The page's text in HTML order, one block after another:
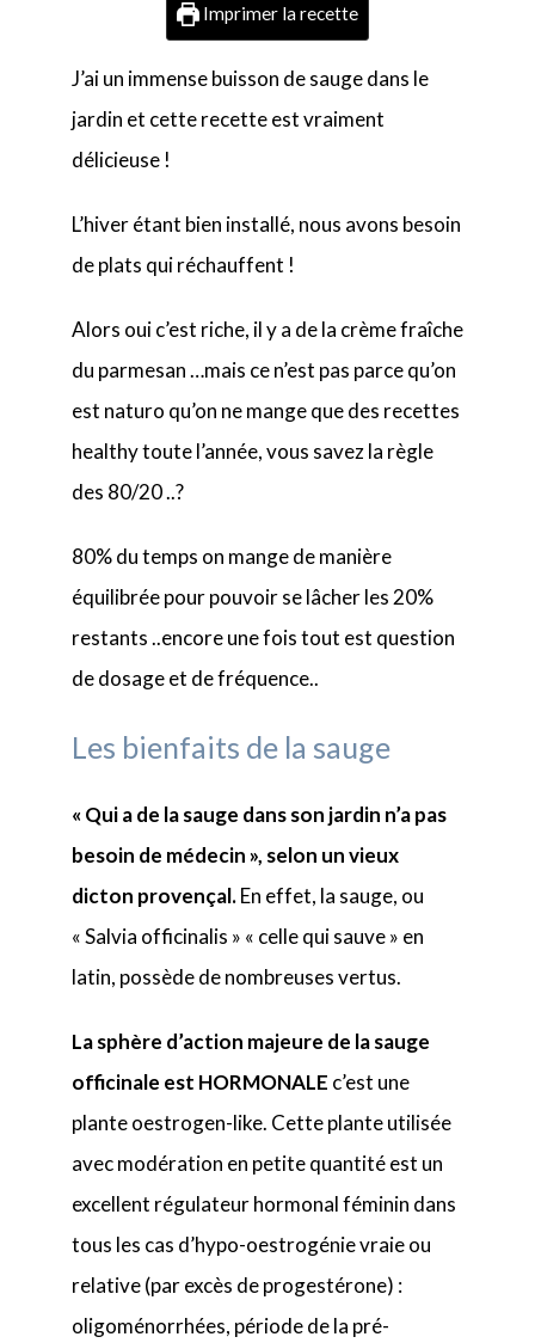
Imprimer la recette
J’ai un immense buisson de sauge dans le
jardin et cette recette est vraiment
délicieuse !
L’hiver étant bien installé, nous avons besoin
de plats qui réchauffent !
Alors oui c’est riche, il y a de la crème fraîche
du parmesan …mais ce n’est pas parce qu’on
est naturo qu’on ne mange que des recettes
healthy toute l’année, vous savez la règle
des 80/20 ..?
80% du temps on mange de manière
équilibrée pour pouvoir se lâcher les 20%
restants ..encore une fois tout est question
de dosage et de fréquence..
Les bienfaits de la sauge
« Qui a de la sauge dans son jardin n’a pas
besoin de médecin », selon un vieux
dicton provençal.En effet, la sauge, ou
« Salvia officinalis » « celle qui sauve » en
latin, possède de nombreuses vertus.
La sphère d’action majeure de la sauge
officinale est HORMONALE c’est une
plante oestrogen-like. Cette plante utilisée
avec modération en petite quantité est un
excellent régulateur hormonal féminin dans
tous les cas d’hypo-oestrogénie vraie ou
relative (par excès de progestérone) :
oligoménorrhées, période de la pré-